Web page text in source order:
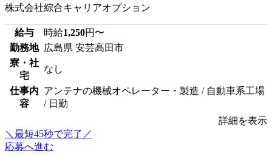
株式会社綜合キャリアオプション
給与 時給1,250円〜
勤務地 広島県 安芸高田市
寮・社
宅
なし
仕事内
容
アンテナの機械オペレーター・製造 / 自動車系工場
/ 日勤
詳細を表示
＼最短45秒で完了／
応募へ進む